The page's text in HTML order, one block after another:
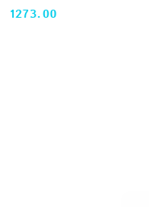
Cena:
1273.00